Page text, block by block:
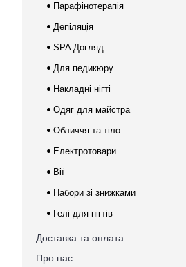
Парафінотерапія
Депіляція
SPA Догляд
Для педикюру
Накладні нігті
Одяг для майстра
Обличчя та тіло
Електротовари
Вії
Набори зі знижками
Гелі для нігтів
Доставка та оплата
Про нас